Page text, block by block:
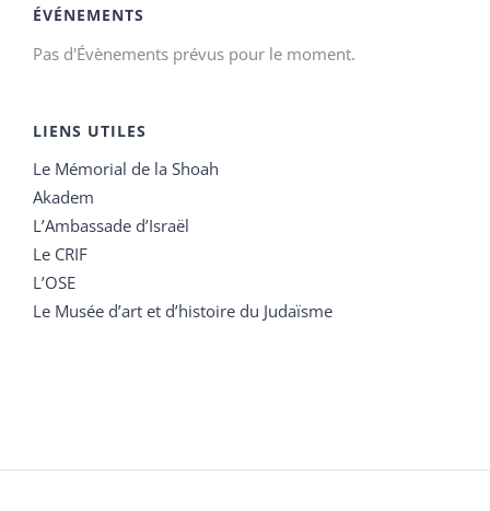
ÉVÉNEMENTS
Pas d'Évènements prévus pour le moment.
LIENS UTILES
Le Mémorial de la Shoah
Akadem
L’Ambassade d’Israël
Le CRIF
L’OSE
Le Musée d’art et d’histoire du Judaïsme